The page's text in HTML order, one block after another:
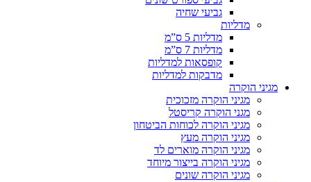
גביעי שחיה
מדליות
מדליות 5 ס”מ
מדליות 7 ס”מ
קופסאות למדליות
מדבקות למדליות
מגיני הוקרה
מגיני הוקרה מזכוכית
מגני הוקרה קריסטל
מגיני הוקרה לכוחות הביטחון
מגיני הוקרה מעץ
מגיני הוקרה מוארים לד
מגיני הוקרה בייצור מיוחד
מגיני הוקרה שונים